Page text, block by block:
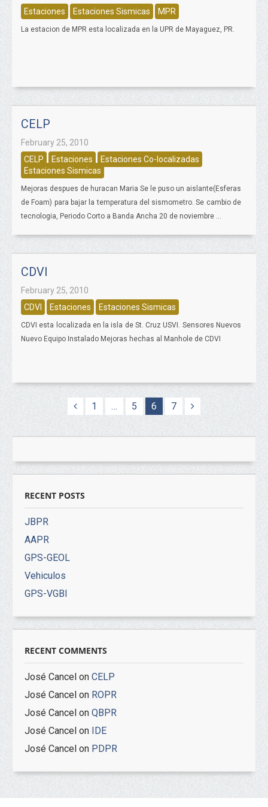
Estaciones
Estaciones Sismicas MPR
La estacion de MPR esta localizada en la UPR de Mayaguez, PR.
CELP
February 25, 2010
CELP
Estaciones
Estaciones Co-localizadas
Estaciones Sismicas
Mejoras despues de huracan Maria Se le puso un aislante(Esferas
de Foam) para bajar la temperatura del sismometro. Se cambio de
tecnologia, Periodo Corto a Banda Ancha 20 de noviembre ...
CDVI
February 25, 2010
CDVI
Estaciones Estaciones Sismicas
CDVI esta localizada en la isla de St. Cruz USVI. Sensores Nuevos
Nuevo Equipo Instalado Mejoras hechas al Manhole de CDVI
1 … 5 6 7
RECENT POSTS
JBPR
AAPR
GPS-GEOL
Vehiculos
GPS-VGBI
RECENT COMMENTS
José Cancel on CELP
José Cancel on ROPR
José Cancel on QBPR
José Cancel on IDE
José Cancel on PDPR